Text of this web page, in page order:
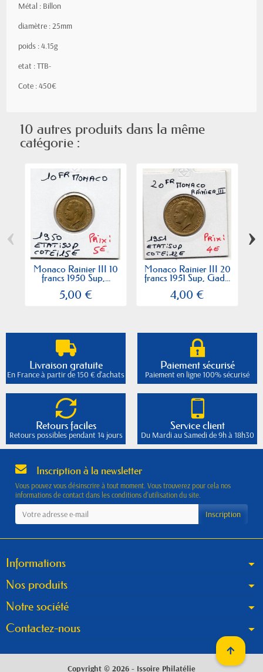
Métal : Billon
diamètre : 25mm
poids : 4.15g
etat : TTB-
Cote : 450€
10 autres produits dans la même
catégorie :
Monaco Rainier III 10
francs 1950 Sup,...
5,00 €
Monaco Rainier III 20
francs 1951 Sup, Gad...
4,00 €
‹ ›
Livraison gratuite
En France à partir de 150 € d'achats
Paiement sécurisé
Paiement en ligne 100% sécurisé
Retours faciles
Retours possibles pendant 14 jours
Service client
Du Mardi au Samedi de 9h à 18h30
Inscription à la newsletter
Vous pouvez vous désinscrire à tout moment. Vous trouverez pour cela nos
informations de contact dans les conditions d'utilisation du site.
Informations
Nos produits
Notre société
Contactez-nous
Copyright © 2026 - Issoire Philatélie